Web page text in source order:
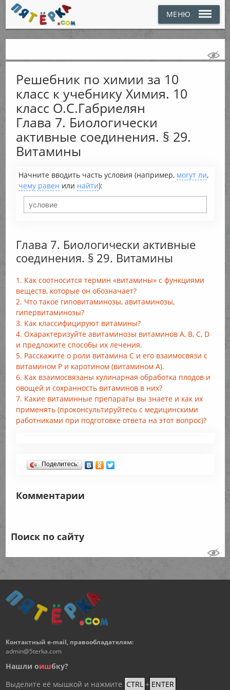
МЕНЮ
Решебник по химии за 10
класс к учебнику Химия. 10
класс О.С.Габриелян
Глава 7. Биологически
активные соединения. § 29.
Витамины
Начните вводить часть условия (например, могут ли,
чему равен или найти):
Глава 7. Биологически активные
соединения. § 29. Витамины
1. Как соотносится термин «витамины» с функциями
веществ, которые он обозначает?
2. Что такое гиповитаминозы, авитаминозы,
гипервитаминозы?
3. Как классифицируют витамины?
4. Охарактеризуйте авитаминозы витаминов А, В, С, D
и предложите способы их лечения.
5. Расскажите о роли витамина С и его взаимосвязи с
витамином Р и каротином (витамином А).
6. Как взаимосвязаны кулинарная обработка плодов и
овощей и сохранность витаминов в них?
7. Какие витаминные препараты вы знаете и как их
применять (проконсультируйтесь с медицинскими
работниками при подготовке ответа на этот вопрос)?
Поделитесь:
Комментарии
Поиск по сайту
Контактный e-mail, правообладателям:
admin@5terka.com
Нашли оишбку?
Выделите её мышкой и нажмите CTRL + ENTER